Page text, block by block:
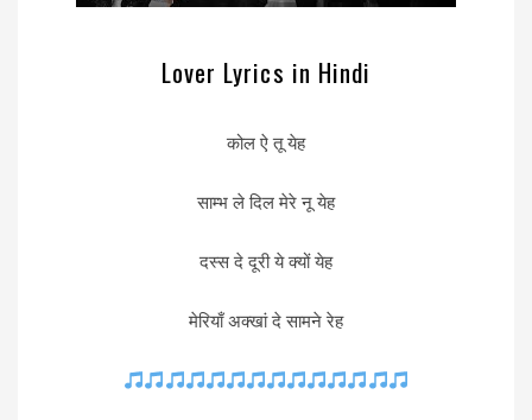
Lover Lyrics in Hindi
कोल ऐ तू येह
साम्भ ले दिल मेरे नू येह
दस्स दे दूरी ये क्यों येह
मेरियाँ अक्खां दे सामने रेह